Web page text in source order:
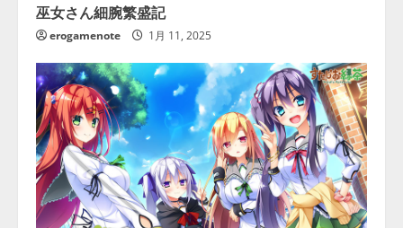
巫女さん細腕繁盛記
erogamenote 1月 11, 2025